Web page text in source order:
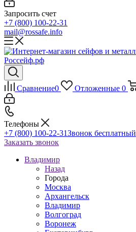
Запросить счет
+7 (800) 100-22-31
mail@rossafe.info
Сравнение0 Отложенные 0
Телефоны
+7 (800) 100-22-31Звонок бесплатный
Заказать звонок
Владимир
Назад
Города
Москва
Архангельск
Владимир
Волгоград
Воронеж